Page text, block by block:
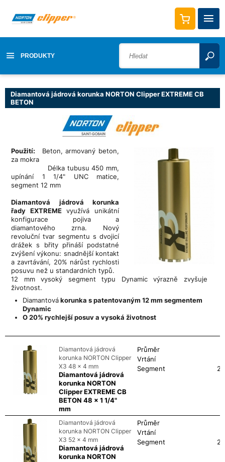
PRODUKTY
Diamantová jádrová korunka NORTON Clipper EXTREME CB
BETON
Použití: Beton, armovaný beton,
za mokra
Délka tubusu 450 mm,
upínání 1 1/4" UNC matice,
segment 12 mm
Diamantová jádrová korunka
řady EXTREMEvyužívá unikátní
konfigurace pojiva a
diamantového zrna. Nový
revoluční tvar segmentu s dvojicí
drážek s břity přináší podstatné
zvýšení výkonu: snadnější kontakt
a zavrtávání, 20% nárůst rychlosti
posuvu než u standardních typů.
12 mm vysoký segment typu Dynamic výrazně zvyšuje
životnost.
Diamantovákorunka s patentovaným 12 mm segmentem
Dynamic
O 20% rychlejší posuv a vysoká životnost
Diamantová jádrová
korunka NORTON Clipper
X3 48 x 4 mm
Diamantová jádrová
korunka NORTON
Clipper EXTREME CB
BETON 48 x 1 1/4"
mm
Průměr
Vrtání
Segment
Diamantová jádrová
korunka NORTON Clipper
X3 52 x 4 mm
Diamantová jádrová
korunka NORTON
Průměr
Vrtání
Segment